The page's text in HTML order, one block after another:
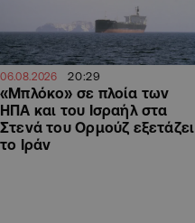
06.08.2026 20:29
«Μπλόκο» σε πλοία των
ΗΠΑ και του Ισραήλ στα
Στενά του Ορμούζ εξετάζει
το Ιράν